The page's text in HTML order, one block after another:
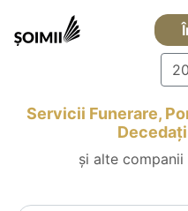
Servicii Funerare,
și alte